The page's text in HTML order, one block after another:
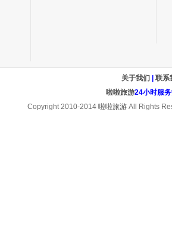
关于我们
联系
啦啦旅游24小时服
Copyright 2010-2014 啦啦旅游All Rights